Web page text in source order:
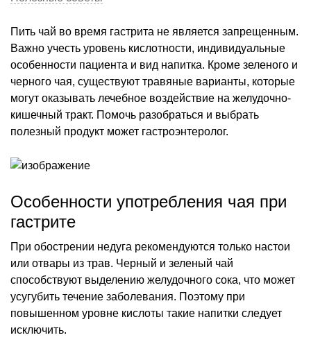
Пить чай во время гастрита не является запрещенным.
Важно учесть уровень кислотности, индивидуальные
особенности пациента и вид напитка. Кроме зеленого и
черного чая, существуют травяные варианты, которые
могут оказывать лечебное воздействие на желудочно-
кишечный тракт. Помочь разобраться и выбрать
полезный продукт может гастроэнтеролог.
Особенности употребления чая при
гастрите
При обострении недуга рекомендуются только настои
или отвары из трав. Черный и зеленый чай
способствуют выделению желудочного сока, что может
усугубить течение заболевания. Поэтому при
повышенном уровне кислоты такие напитки следует
исключить.